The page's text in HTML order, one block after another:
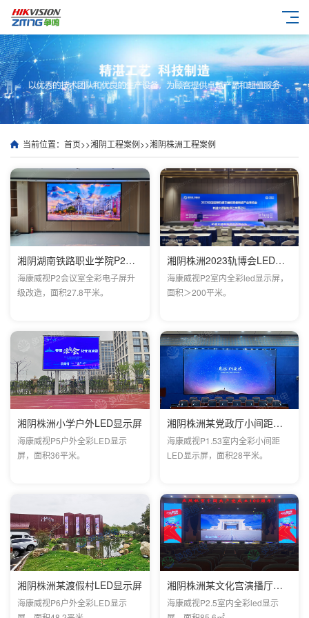
当前位置： 首页>>湘阴工程案例>>湘阴株洲工程案例
湘阴湖南铁路职业学院P2会议室电子屏安装效果
海康威视P2会议室全彩电子屏升
级改造，面积27.8平米。
湘阴株洲2023轨博会LED项目
海康威视P2室内全彩led显示屏，
面积＞200平米。
湘阴株洲小学户外LED显示屏
海康威视P5户外全彩LED显示
屏，面积36平米。
湘阴株洲某党政厅小间距全彩屏
海康威视P1.53室内全彩小间距
LED显示屏，面积28平米。
湘阴株洲某渡假村LED显示屏
海康威视P6户外全彩LED显示
湘阴株洲某文化宫演播厅项目
海康威视P2.5室内全彩led显示